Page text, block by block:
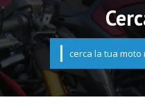
cerca la tua moto